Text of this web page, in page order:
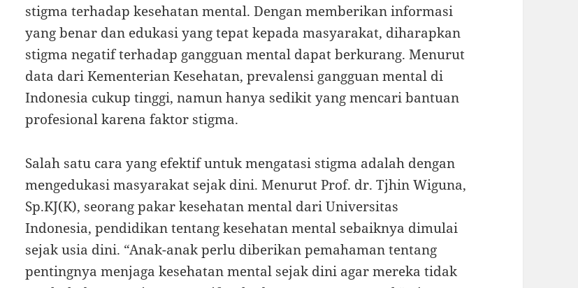
stigma terhadap kesehatan mental. Dengan memberikan informasi
yang benar dan edukasi yang tepat kepada masyarakat, diharapkan
stigma negatif terhadap gangguan mental dapat berkurang. Menurut
data dari Kementerian Kesehatan, prevalensi gangguan mental di
Indonesia cukup tinggi, namun hanya sedikit yang mencari bantuan
profesional karena faktor stigma.
Salah satu cara yang efektif untuk mengatasi stigma adalah dengan
mengedukasi masyarakat sejak dini. Menurut Prof. dr. Tjhin Wiguna,
Sp.KJ(K), seorang pakar kesehatan mental dari Universitas
Indonesia, pendidikan tentang kesehatan mental sebaiknya dimulai
sejak usia dini. “Anak-anak perlu diberikan pemahaman tentang
pentingnya menjaga kesehatan mental sejak dini agar mereka tidak